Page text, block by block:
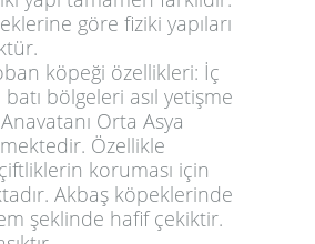
göre fiziki yapıları
köpeği özellikleri: İç
bölgeleri asıl yetişme
Orta Asya
Özellikle
koruması için
Akbaş köpeklerinde
şeklinde hafif çekiktir.